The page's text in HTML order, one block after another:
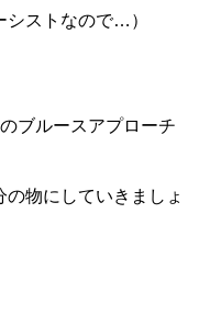
シストなので…）
ブルースアプローチ
物にしていきましょ